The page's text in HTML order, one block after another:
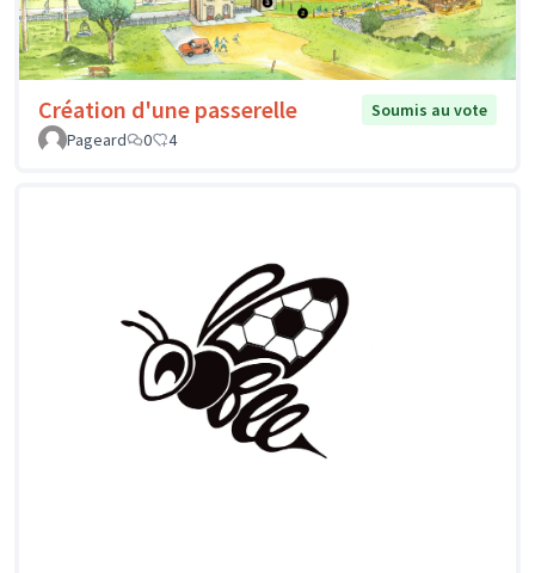
Création d'une passerelle
Soumis au vote
Pageard
0 4